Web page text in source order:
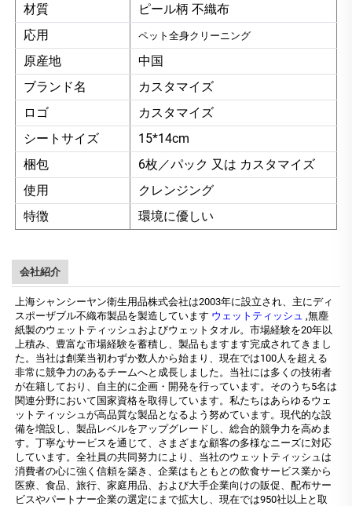
材質
ピール柄 不織布
応用
ペット全身クリーニング
原産地
中国
ブランド名
カスタマイズ
ロゴ
カスタマイズ
シートサイズ
15*14cm
梱包
6枚／パック 又は カスタマイズ
使用
クレンジング
特徴
環境に優しい
会社紹介
上海シャンシーヤン衛生用品株式会社は2003年に設立され、主にディ
スポーザブル不織布製品を製造しています ウェットティッシュ ,無塵
紙製のウェットティッシュおよびウェットタオル。市場経験を20年以
上積み、豊富な市場経験を蓄積し、製品もますます完成されてきまし
た。当社は創業当初わずか数人から始まり、現在では100人を超える
非常に競争力のあるチームへと成長しました。当社には多くの技術者
が在籍しており、自主的に企画・開発を行っています。そのうち5名は
関連分野において国家資格を取得しています。私たちはあらゆるウェ
ットティッシュが高品質な製品となるよう努めています。現代的な設
備を増設し、製品レベルをアップグレードし、総合的競争力を高めま
す。丁寧なサービスを通じて、さまざまな顧客の多様なニーズに対応
しています。全社員の共同努力により、当社のウェットティッシュは
消費者の心に強く信頼を築き、企業はもともとの飲食サービス業から
医療、食品、旅行、家庭用品、および大手企業向けの販促、配布サー
ビスやパートナー企業の選定にまで拡大し、現在では950社以上と取